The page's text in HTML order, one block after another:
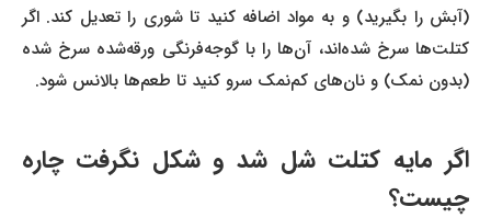
(آبش را بگیرید) و به مواد اضافه کنید تا شوری را تعدیل کند. اگر
کتلت‌ها سرخ شده‌اند، آن‌ها را با گوجه‌فرنگی ورقه‌شده سرخ شده
(بدون نمک) و نان‌های کم‌نمک سرو کنید تا طعم‌ها بالانس شود.
اگر مایه کتلت شل شد و شکل نگرفت چاره
چیست؟